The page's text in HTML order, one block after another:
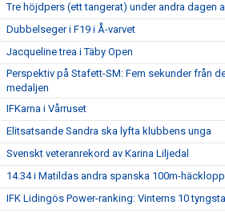
Tre höjdpers (ett tangerat) under andra dagen
Dubbelseger i F19 i Å-varvet
Jacqueline trea i Täby Open
Perspektiv på Stafett-SM: Fem sekunder från
medaljen
IFKarna i Vårruset
Elitsatsande Sandra ska lyfta klubbens unga
Svenskt veteranrekord av Karina Liljedal
14.34 i Matildas andra spanska 100m-
IFK Lidingös Power-ranking: Vinterns 10